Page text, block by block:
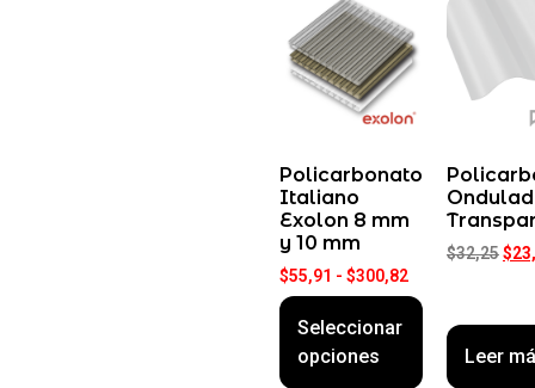
Policarbonato
Italiano
Exolon 8 mm
y 10 mm
$55,91 - $300,82
Seleccionar
opciones
$32,25$
Leer